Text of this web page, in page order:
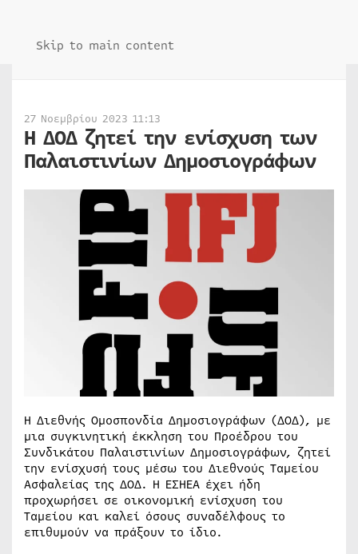
Skip to main content
27 Νοεμβρίου 2023 11:13
Η ΔΟΔ ζητεί την ενίσχυση των
Παλαιστινίων Δημοσιογράφων
Η Διεθνής Ομοσπονδία Δημοσιογράφων (ΔΟΔ), με
μια συγκινητική έκκληση του Προέδρου του
Συνδικάτου Παλαιστινίων Δημοσιογράφων, ζητεί
την ενίσχυσή τους μέσω του Διεθνούς Ταμείου
Ασφαλείας της ΔΟΔ. Η ΕΣΗΕΑ έχει ήδη
προχωρήσει σε οικονομική ενίσχυση του
Ταμείου και καλεί όσους συναδέλφους το
επιθυμούν να πράξουν το ίδιο.